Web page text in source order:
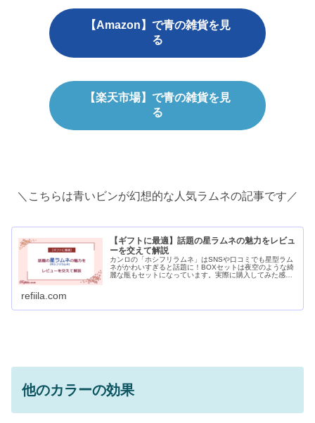
【Amazon】で青の雑貨を見
る
【楽天市場】で青の雑貨を見
る
＼こちらは青いビンが幻想的な人気ラムネの記事です／
【ギフトに最適】話題の星ラムネの魅力をレビュ
ーを交えて解説
カンロの「ホシフリラムネ」はSNSや口コミでも星型ラム
ネがかわいすぎると話題に！BOXセットは夜空のような綺
麗な瓶もセットになっています。実際に購入してみた感想
refiila.com
他のカラーの効果